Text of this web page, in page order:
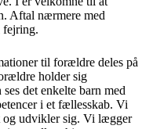
Aftal nærmere med
fejring.
til forældre deles på
holder sig
det enkelte barn med
i et fællesskab. Vi
og udvikler sig. Vi lægger